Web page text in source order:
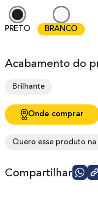
PRETO BRANCO
Acabamento do
Brilhante
Onde comprar
Quero esse produto
Compartilhar